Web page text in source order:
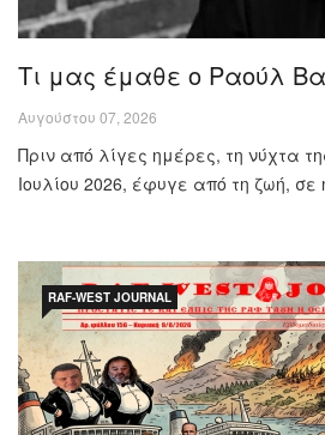
Τι μας έμαθε ο Ραούλ
Αυγούστου 07, 2026
Πριν από λίγες ημέρες, τη νύχτα
Ιουλίου 2026, έφυγε από τη ζωή,
RAF-WEST JOURNAL